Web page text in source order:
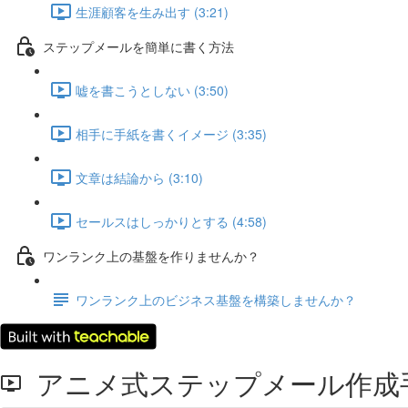
生涯顧客を生み出す (3:21)
ステップメールを簡単に書く方法
嘘を書こうとしない (3:50)
相手に手紙を書くイメージ (3:35)
文章は結論から (3:10)
セールスはしっかりとする (4:58)
ワンランク上の基盤を作りませんか？
ワンランク上のビジネス基盤を構築しませんか？
アニメ式ステップメール作成